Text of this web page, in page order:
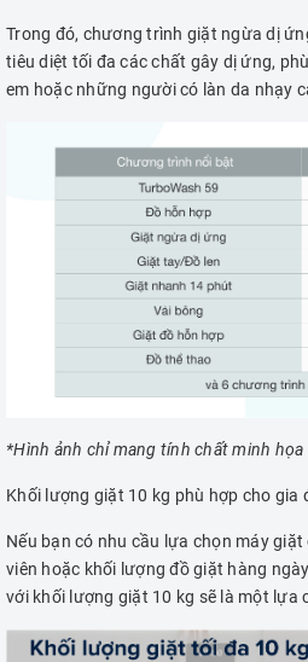
Trong đó, chương trình giặt ngừa dị
tiêu diệt tối đa các chất gây dị ứng,
em hoặc những người có làn da nhạy
*Hình ảnh chỉ mang tính chất minh họa
Khối lượng giặt 10 kg phù hợp cho gia
Nếu bạn có nhu cầu lựa chọn máy
viên hoặc khối lượng đồ giặt hàng
với khối lượng giặt 10 kg sẽ là một lựa